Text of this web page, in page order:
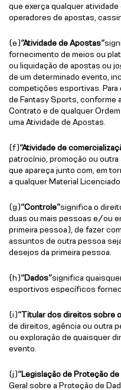
que exerça qualquer
operadores de apostas,
(e)“Atividade de Apostas”
fornecimento de meios ou
ou liquidação de apostas ou
de um determinado evento,
competições esportivas. Para
de Fantasy Sports, conforme
Contrato e de qualquer
uma Atividade de Apostas.
(f)“Atividade de
patrocínio, promoção ou
que apareça junto com, em
a qualquer Material Licenciado.
(g)“Controle”significa o
duas ou mais pessoas e/ou
primeira pessoa), de fazer
assuntos de outra pessoa
desejos da primeira pessoa.
(h)“Dados”significa
esportivos específicos
(i)“Titular dos direitos sobre
de direitos, agência ou outra
ou exploração de quaisquer
evento.
(j)“Legislação de Proteção de
Geral sobre a Proteção de